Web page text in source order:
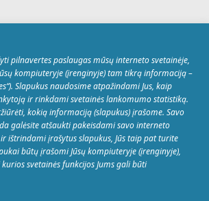
REGISTRUOTIS
mokymai Sėlių g. 33, 08109
+370 5 263 9922. Įmonės kodas:
PVM mokėtojo kodas:
Registras: VĮ Registrų
pilnavertes paslaugas mūsų interneto svetainėje,
kompiuteryje (įrenginyje) tam tikrą informaciją –
Slapukus naudosime atpažindami Jus, kaip
ir rinkdami svetainės lankomumo statistiką.
kokią informaciją (slapukus) įrašome. Savo
galėsite atšaukti pakeisdami savo interneto
ištrindami įrašytus slapukus, Jūs taip pat turite
būtų įrašomi Jūsų kompiuteryje (įrenginyje),
svetainės funkcijos Jums gali būti